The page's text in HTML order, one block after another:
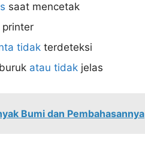
saat mencetak
printer
tidak terdeteksi
atau tidak jelas
Bumi dan Pembahasannya